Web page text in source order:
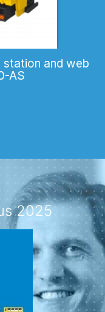
station and web
AS
2025